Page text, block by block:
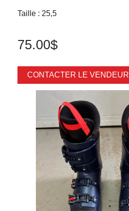
Taille : 25,5
75.00$
CONTACTER LE VENDEUR